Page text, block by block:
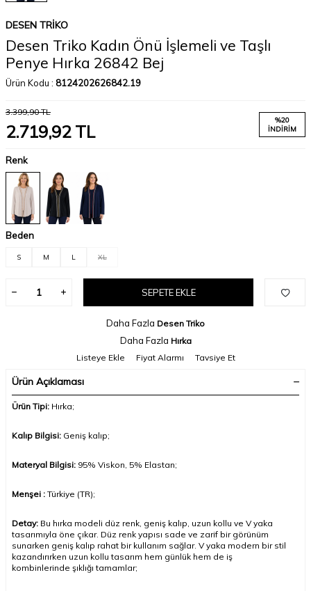
DESEN TRIKO
Desen Triko Kadın Önü İşlemeli ve Taşlı
Penye Hırka 26842 Bej
Ürün Kodu : 8124202626842.19
3.399,90TL
2.719,92TL
%20
İNDIRIM
Renk
Beden
S M L XL
SEPETE EKLE
Daha Fazla Desen Triko
Daha Fazla Hırka
Listeye Ekle
Fiyat Alarmı Tavsiye Et
Ürün Açıklaması
Ürün Tipi: Hırka;
Kalıp Bilgisi: Geniş kalıp;
Materyal Bilgisi: 95% Viskon, 5% Elastan;
Menşei : Türkiye (TR);
Detay: Bu hırka modeli düz renk, geniş kalıp, uzun kollu ve V yaka
tasarımıyla öne çıkar. Düz renk yapısı sade ve zarif bir görünüm
sunarken geniş kalıp rahat bir kullanım sağlar. V yaka modern bir stil
kazandırırken uzun kollu tasarım hem günlük hem de iş
kombinlerinde şıklığı tamamlar;